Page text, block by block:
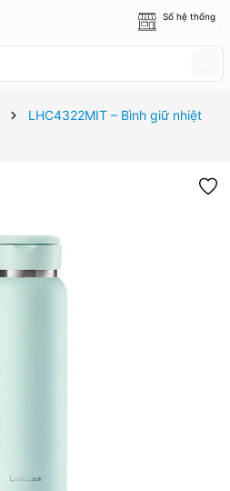
Số hệ thống
LHC4322MIT – Bình giữ nhiệt